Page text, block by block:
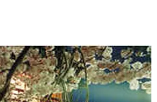
）に歩いて５分。早朝参拝